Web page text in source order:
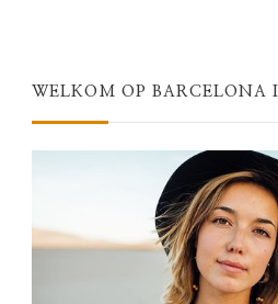
WELKOM OP BARCELONA